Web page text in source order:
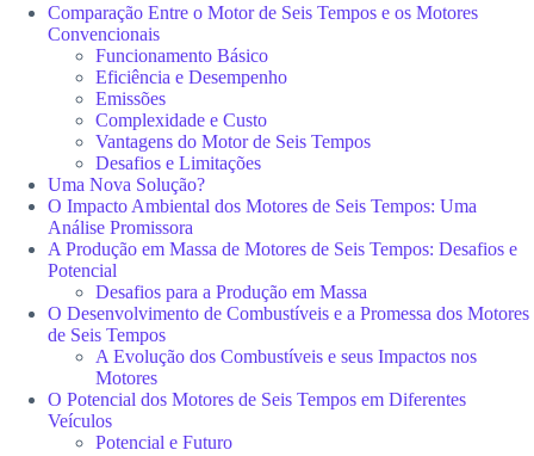
Comparação Entre o Motor de Seis Tempos e os Motores
Convencionais
Funcionamento Básico
Eficiência e Desempenho
Emissões
Complexidade e Custo
Vantagens do Motor de Seis Tempos
Desafios e Limitações
Uma Nova Solução?
O Impacto Ambiental dos Motores de Seis Tempos: Uma
Análise Promissora
A Produção em Massa de Motores de Seis Tempos: Desafios e
Potencial
Desafios para a Produção em Massa
O Desenvolvimento de Combustíveis e a Promessa dos Motores
de Seis Tempos
A Evolução dos Combustíveis e seus Impactos nos
Motores
O Potencial dos Motores de Seis Tempos em Diferentes
Veículos
Potencial e Futuro